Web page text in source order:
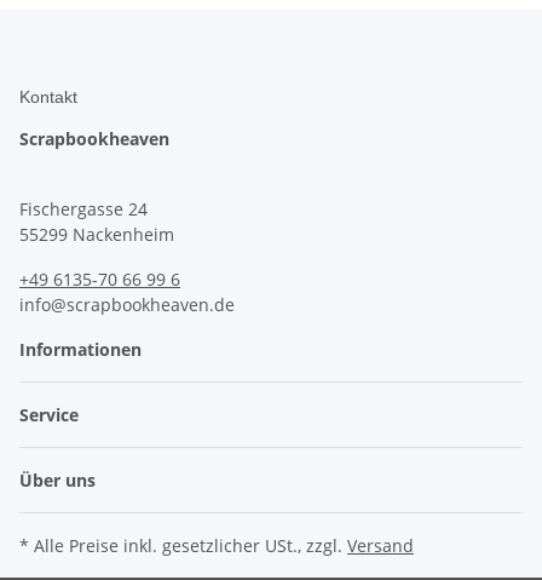
Kontakt
Scrapbookheaven
Fischergasse 24
55299 Nackenheim
+49 6135-70 66 99 6
info@scrapbookheaven.de
Informationen
Service
Über uns
* Alle Preise inkl. gesetzlicher USt., zzgl. Versand